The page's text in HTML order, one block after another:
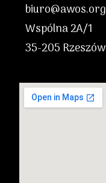
biuro@awos.org
Wspólna 2A/1
35-205 Rzeszów